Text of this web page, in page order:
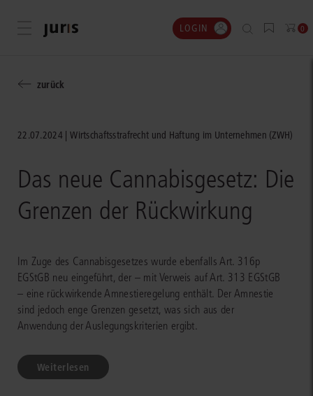
Menü öffnen LOGIN 0
zurück
22.07.2024 Wirtschaftsstrafrecht und Haftung im Unternehmen (ZWH)
Das neue Cannabisgesetz: Die
Grenzen der Rückwirkung
Im Zuge des Cannabisgesetzes wurde ebenfalls Art. 316p
EGStGB neu eingeführt, der – mit Verweis auf Art. 313 EGStGB
– eine rückwirkende Amnestieregelung enthält. Der Amnestie
sind jedoch enge Grenzen gesetzt, was sich aus der
Anwendung der Auslegungskriterien ergibt.
Weiterlesen